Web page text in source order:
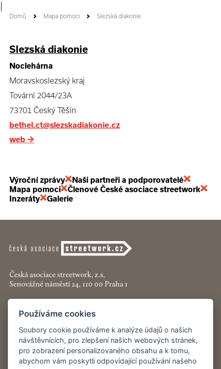
Domů Mapa pomoci Slezská diakonie
Slezská diakonie
Noclehárna
Moravskoslezský kraj
Tovární 2044/23A
73701 Český Těšín
bethel.ct@slezskadiakonie.cz
web →
Výroční zprávy
Naši partneři a podporovatelé
Mapa pomoci
Členové České asociace streetwork
Inzeráty
Galerie
Česká asociace streetwork, z.s,
Senovážné náměstí 24, 110 00 Praha 1
+420 774 913 777
asociace@streetwork.cz
Nastavení cookies
Restartshop.cz
Používáme cookies
Soubory cookie používáme k analýze údajů o našich
návštěvnících, pro zlepšení našich webových stránek,
pro zobrazení personalizovaného obsahu a k tomu,
abychom vám poskytli odpovídající používání našeho